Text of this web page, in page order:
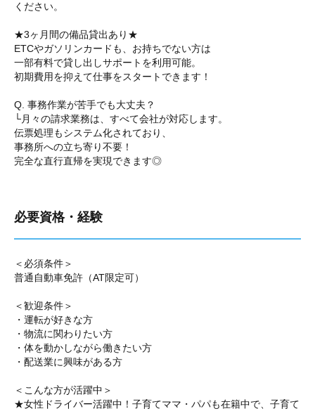
ください。
★3ヶ月間の備品貸出あり★
ETCやガソリンカードも、お持ちでない方は
一部有料で貸し出しサポートを利用可能。
初期費用を抑えて仕事をスタートできます！
Q. 事務作業が苦手でも大丈夫？
└月々の請求業務は、すべて会社が対応します。
伝票処理もシステム化されており、
事務所への立ち寄り不要！
完全な直行直帰を実現できます◎
必要資格・経験
＜必須条件＞
普通自動車免許（AT限定可）
＜歓迎条件＞
・運転が好きな方
・物流に関わりたい方
・体を動かしながら働きたい方
・配送業に興味がある方
＜こんな方が活躍中＞
★女性ドライバー活躍中！子育てママ・パパも在籍中で、子育て